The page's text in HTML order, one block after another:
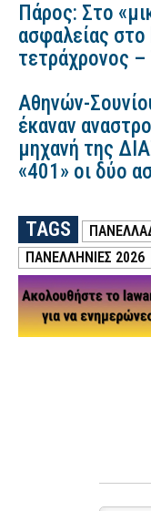
Πάρος: Στο
ασφαλείας στο
τετράχρονος –
Αθηνών-
έκαναν
μηχανή της
«401» οι δύο
TAGS
ΠΑΝΕΛΛΗΝΙΕΣ 2026